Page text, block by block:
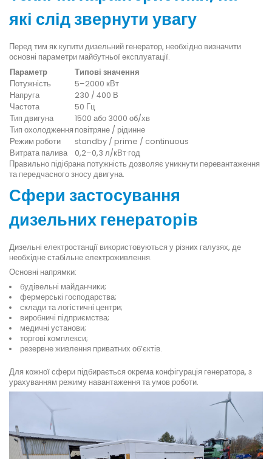
які слід звернути увагу
Перед тим як купити дизельний генератор, необхідно визначити
основні параметри майбутньої експлуатації.
Параметр
Типові значення
Потужність
5–2000 кВт
Напруга
230 / 400 В
Частота
50 Гц
Тип двигуна
1500 або 3000 об/хв
Тип охолодження повітряне / рідинне
Режим роботи
standby / prime / continuous
Витрата палива
0,2–0,3 л/кВт·год
Правильно підібрана потужність дозволяє уникнути перевантаження
та передчасного зносу двигуна.
Сфери застосування
дизельних генераторів
Дизельні електростанції використовуються у різних галузях, де
необхідне стабільне електроживлення.
Основні напрямки:
будівельні майданчики;
фермерські господарства;
склади та логістичні центри;
виробничі підприємства;
медичні установи;
торгові комплекси;
резервне живлення приватних об’єктів.
Для кожної сфери підбирається окрема конфігурація генератора, з
урахуванням режиму навантаження та умов роботи.